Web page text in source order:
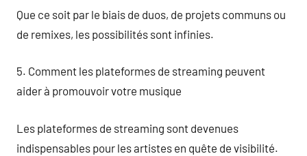
Que ce soit par le biais de duos, de projets communs ou
de remixes, les possibilités sont infinies.
5. Comment les plateformes de streaming peuvent
aider à promouvoir votre musique
Les plateformes de streaming sont devenues
indispensables pour les artistes en quête de visibilité.